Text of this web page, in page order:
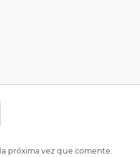
próxima vez que comente.